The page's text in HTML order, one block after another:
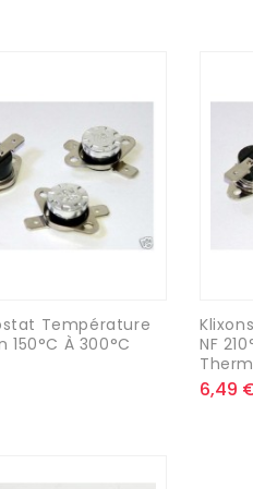
Température
150°C À 300°C
NF
6,49